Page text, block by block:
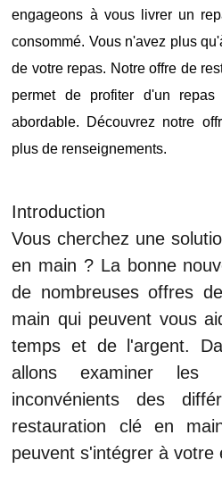
engageons à vous livrer un
consommé. Vous n'avez plus
de votre repas. Notre offre de
permet de profiter d'un
abordable. Découvrez notre
plus de renseignements.
Introduction
Vous cherchez une
en main ? La bonne
de nombreuses offres
main qui peuvent vous
temps et de l'argent.
allons examiner les
inconvénients des
restauration clé en
peuvent s'intégrer à votre